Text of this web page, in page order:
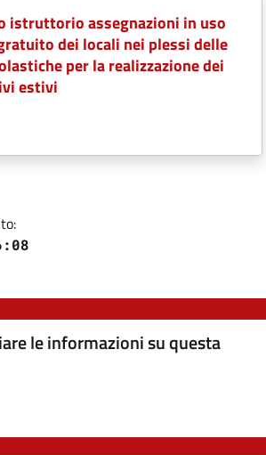
istruttorio assegnazioni in uso
dei locali nei plessi delle
per la realizzazione dei
estivi
le informazioni su questa